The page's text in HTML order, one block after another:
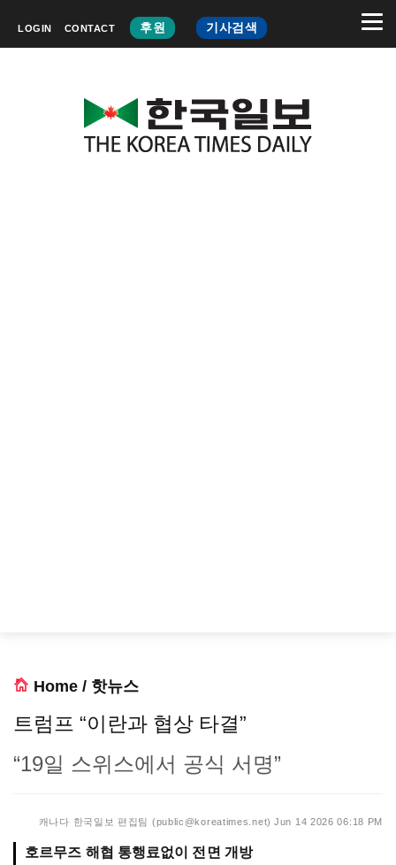
LOGIN CONTACT 후원 기사검색
Home / 핫뉴스
트럼프 “이란과 협상 타결”
“19일 스위스에서 공식 서명”
캐나다 한국일보 편집팀 (public@koreatimes.net) Jun 14 2026 06:18 PM
호르무즈 해협 통행료없이 전면 개방